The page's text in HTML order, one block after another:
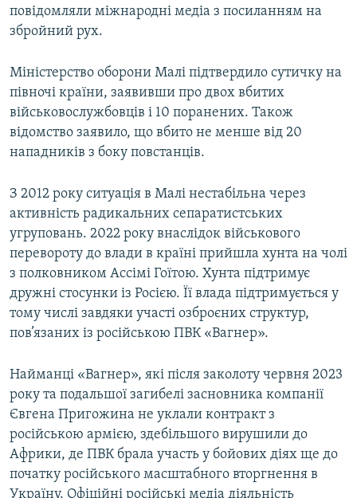
повідомляли міжнародні медіа з посиланням на
збройний рух.
Міністерство оборони Малі підтвердило сутичку на
півночі країни, заявивши про двох вбитих
військовослужбовців і 10 поранених. Також
відомство заявило, що вбито не менше від 20
нападників з боку повстанців.
З 2012 року ситуація в Малі нестабільна через
активність радикальних сепаратистських
угруповань. 2022 року внаслідок військового
перевороту до влади в країні прийшла хунта на чолі
з полковником Ассімі Гоїтою. Хунта підтримує
дружні стосунки із Росією. Її влада підтримується у
тому числі завдяки участі озброєних структур,
пов’язаних із російською ПВК «Вагнер».
Найманці «Вагнер», які після заколоту червня 2023
року та подальшої загибелі засновника компанії
Євгена Пригожина не уклали контракт з
російською армією, здебільшого вирушили до
Африки, де ПВК брала участь у бойових діях ще до
початку російського масштабного вторгнення в
Україну. Офіційні російські медіа діяльність